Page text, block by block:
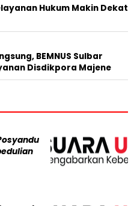
Hukum Makin Dekat
BEMNUS Sulbar
Disdikpora Majene